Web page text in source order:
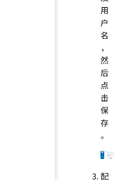
用
户
名
，
然
后
点
击
保
存
。
配